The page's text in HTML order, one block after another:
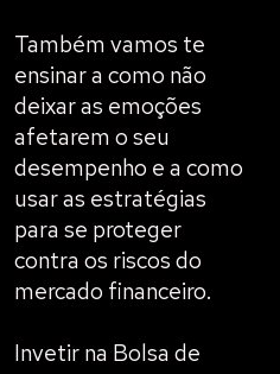
Também vamos te
ensinar a como não
deixar as emoções
afetarem o seu
desempenho e a como
usar as estratégias
para se proteger
contra os riscos do
mercado financeiro.
Invetir na Bolsa de